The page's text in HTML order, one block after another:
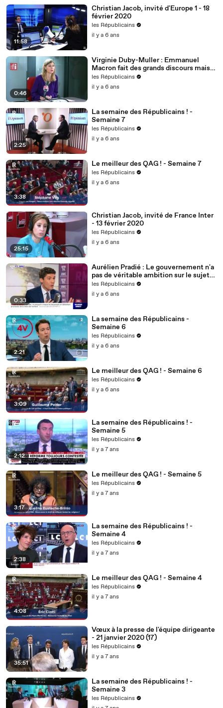
11:58
Christian Jacob, invité d'Europe 1 - 18
février 2020
les Républicains
il y a 6 ans
0:46
Virginie Duby-Muller : Emmanuel
Macron fait des grands discours mais
nous voulons des actes !
les Républicains
il y a 6 ans
2:25
La semaine des Républicains ! -
Semaine 7
les Républicains
il y a 6 ans
3:38
Le meilleur des QAG ! - Semaine 7
les Républicains
il y a 6 ans
25:15
Christian Jacob, invité de France Inter
- 13 février 2020
les Républicains
il y a 6 ans
0:33
Aurélien Pradié : Le gouvernement n'a
pas de véritable ambition sur le sujet
du handicap.
les Républicains
il y a 6 ans
2:21
La semaine des Républicains -
Semaine 6
les Républicains
il y a 6 ans
3:09
Le meilleur des QAG ! - Semaine 6
les Républicains
il y a 6 ans
2:12
La semaine des Républicains ! -
Semaine 5
les Républicains
il y a 7 ans
3:17
Le meilleur des QAG ! - Semaine 5
les Républicains
il y a 7 ans
2:38
La semaine des Républicains ! -
Semaine 4
les Républicains
il y a 7 ans
4:08
Le meilleur des QAG ! - Semaine 4
les Républicains
il y a 7 ans
35:51
Vœux à la presse de l'équipe dirigeante
- 21 janvier 2020 (17)
les Républicains
il y a 7 ans
La semaine des Républicains ! -
Semaine 3
les Républicains